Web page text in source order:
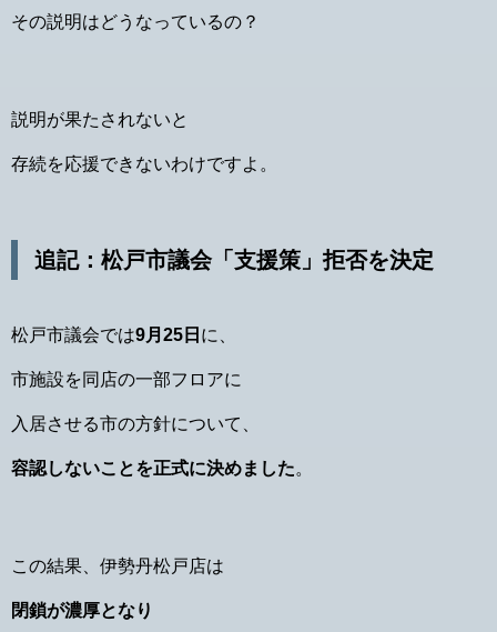
その説明はどうなっているの？
説明が果たされないと
存続を応援できないわけですよ。
追記：松戸市議会「支援策」拒否を決定
松戸市議会では9月25日 に、
市施設を同店の一部フロアに
入居させる市の方針について、
容認しないことを正式に決めました。
この結果、伊勢丹松戸店は
閉鎖が濃厚となり